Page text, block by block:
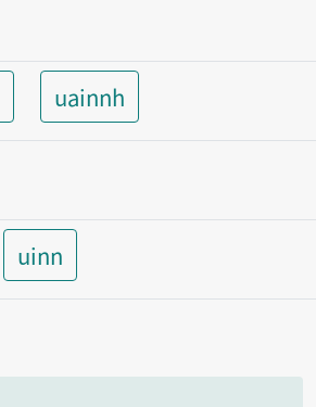
uainnh
uinn